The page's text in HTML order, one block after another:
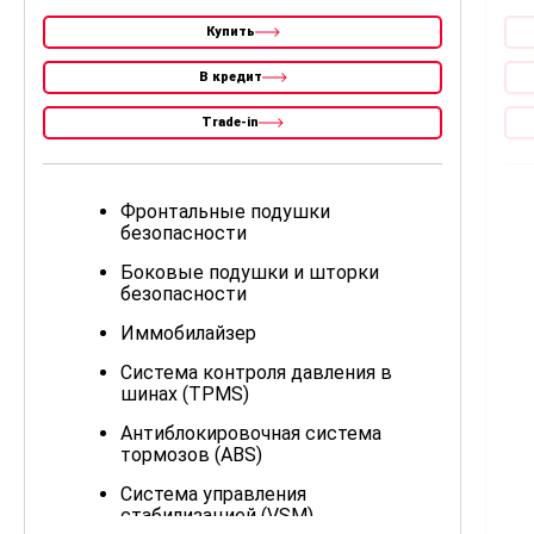
Купить
В кредит
Trade-in
Фронтальные подушки
безопасности
Боковые подушки и шторки
безопасности
Иммобилайзер
Система контроля давления в
шинах (TPMS)
Антиблокировочная система
тормозов (ABS)
Система управления
стабилизацией (VSM)